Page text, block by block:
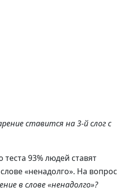
ставится на 3-й слог с
93% людей ставят
«ненадолго». На вопрос
в слове «ненадолго»?